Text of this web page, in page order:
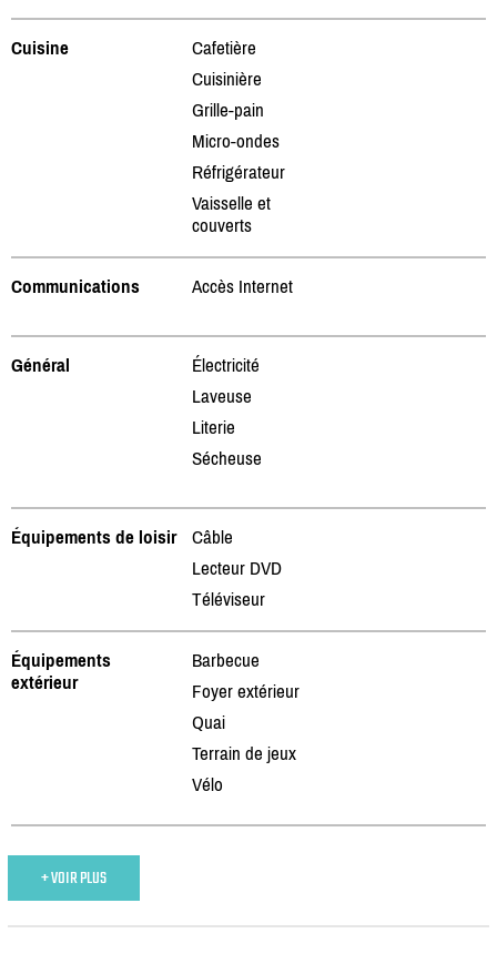
Cuisine
Cafetière
Cuisinière
Grille-pain
Micro-ondes
Réfrigérateur
Vaisselle et
couverts
Communications Accès Internet
Général
Électricité
Laveuse
Literie
Sécheuse
Équipements de loisir
Câble
Lecteur DVD
Téléviseur
Équipements
extérieur
Barbecue
Foyer extérieur
Quai
Terrain de jeux
Vélo
+ VOIR PLUS